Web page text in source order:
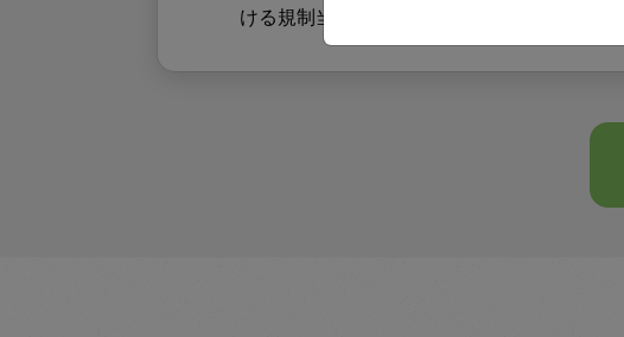
ける規制当局から認可を受けています。